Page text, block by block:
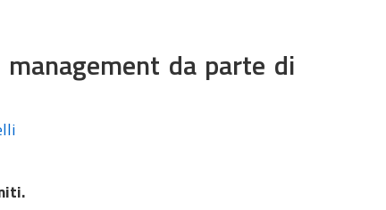
da parte di